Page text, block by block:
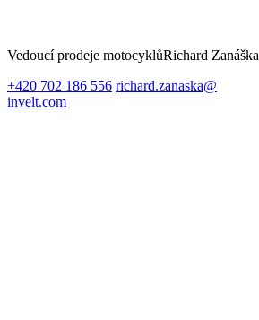
Vedoucí prodeje motocyklůRichard Zanáška
+420 702 186 556 richard.zanaska@
invelt.com